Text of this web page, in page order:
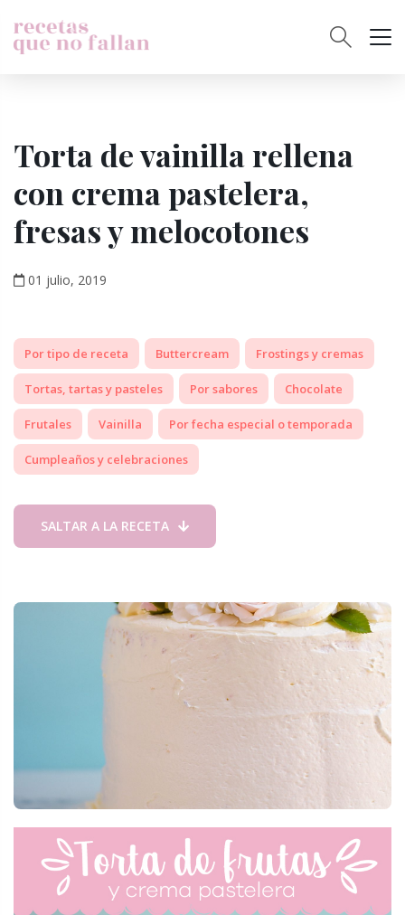
Torta de vainilla rellena
con crema pastelera,
fresas y melocotones
01 julio, 2019
Por tipo de receta Buttercream Frostings y cremas
Tortas, tartas y pasteles Por sabores Chocolate
Frutales Vainilla Por fecha especial o temporada
Cumpleaños y celebraciones
SALTAR A LA RECETA